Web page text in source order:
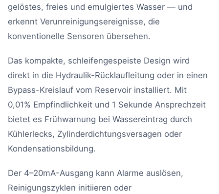
gelöstes, freies und emulgiertes Wasser — und
erkennt Verunreinigungsereignisse, die
konventionelle Sensoren übersehen.
Das kompakte, schleifengespeiste Design wird
direkt in die Hydraulik-Rücklaufleitung oder in einen
Bypass-Kreislauf vom Reservoir installiert. Mit
0,01% Empfindlichkeit und 1 Sekunde Ansprechzeit
bietet es Frühwarnung bei Wassereintrag durch
Kühlerlecks, Zylinderdichtungsversagen oder
Kondensationsbildung.
Der 4–20mA-Ausgang kann Alarme auslösen,
Reinigungszyklen initiieren oder